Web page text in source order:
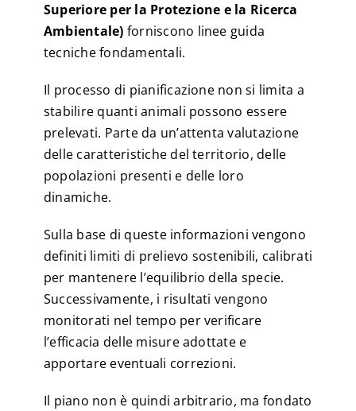
Superiore per la Protezione e la Ricerca
Ambientale) forniscono linee guida
tecniche fondamentali.
Il processo di pianificazione non si limita a
stabilire quanti animali possono essere
prelevati. Parte da un’attenta valutazione
delle caratteristiche del territorio, delle
popolazioni presenti e delle loro
dinamiche.
Sulla base di queste informazioni vengono
definiti limiti di prelievo sostenibili, calibrati
per mantenere l’equilibrio della specie.
Successivamente, i risultati vengono
monitorati nel tempo per verificare
l’efficacia delle misure adottate e
apportare eventuali correzioni.
Il piano non è quindi arbitrario, ma fondato